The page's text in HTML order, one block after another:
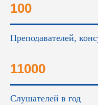
100
Преподавателей,
11000
Слушателей в год